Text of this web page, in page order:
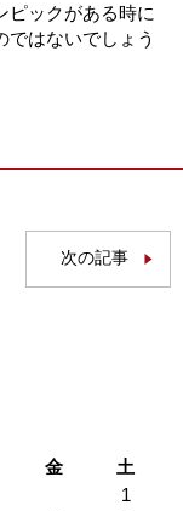
ピックがある時に
ではないでしょう
次の記事
金
土
1